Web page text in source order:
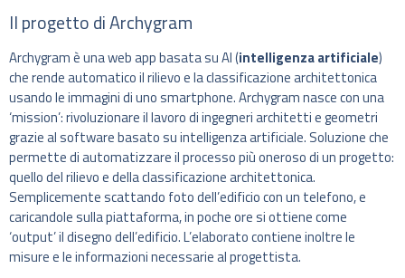
Il progetto di Archygram
Archygram è una web app basata su AI (intelligenza artificiale)
che rende automatico il rilievo e la classificazione architettonica
usando le immagini di uno smartphone. Archygram nasce con una
‘mission’: rivoluzionare il lavoro di ingegneri architetti e geometri
grazie al software basato su intelligenza artificiale. Soluzione che
permette di automatizzare il processo più oneroso di un progetto:
quello del rilievo e della classificazione architettonica.
Semplicemente scattando foto dell’edificio con un telefono, e
caricandole sulla piattaforma, in poche ore si ottiene come
‘output’ il disegno dell’edificio. L’elaborato contiene inoltre le
misure e le informazioni necessarie al progettista.